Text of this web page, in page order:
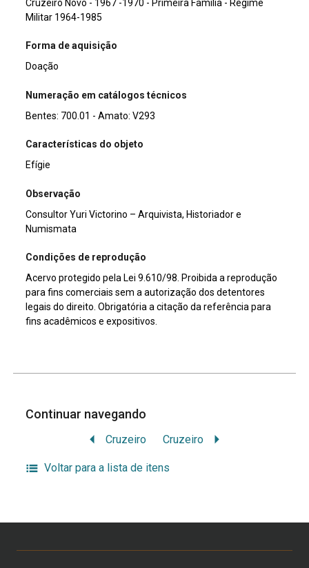
Cruzeiro Novo - 1967 -1970 - Primeira Familia - Regime
Militar 1964-1985
Forma de aquisição
Doação
Numeração em catálogos técnicos
Bentes: 700.01 - Amato: V293
Características do objeto
Efígie
Observação
Consultor Yuri Victorino – Arquivista, Historiador e
Numismata
Condições de reprodução
Acervo protegido pela Lei 9.610/98. Proibida a reprodução
para fins comerciais sem a autorização dos detentores
legais do direito. Obrigatória a citação da referência para
fins acadêmicos e expositivos.
Continuar navegando
Cruzeiro Cruzeiro
Voltar para a lista de itens